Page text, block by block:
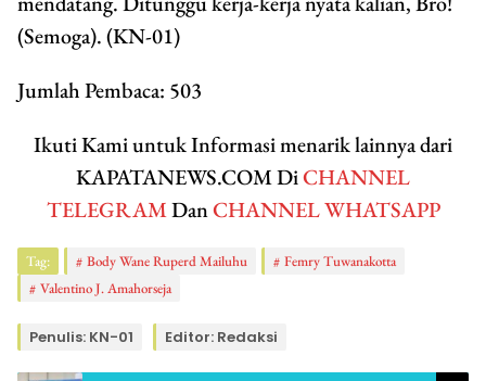
(Semoga). (KN-01)
Jumlah Pembaca: 503
Ikuti Kami untuk Informasi menarik lainnya dari
KAPATANEWS.COM DiCHANNEL
TELEGRAMDanCHANNEL WHATSAPP
Tag: Body Wane Ruperd Mailuhu
Femry Tuwanakotta
Valentino J. Amahorseja
Penulis: KN-01 Editor: Redaksi